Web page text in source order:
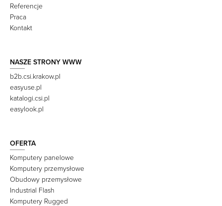
Referencje
Praca
Kontakt
NASZE STRONY WWW
b2b.csi.krakow.pl
easyuse.pl
katalogi.csi.pl
easylook.pl
OFERTA
Komputery panelowe
Komputery przemysłowe
Obudowy przemysłowe
Industrial Flash
Komputery Rugged